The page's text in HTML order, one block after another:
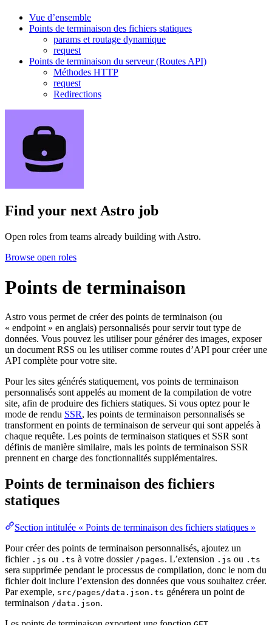
Vue d’ensemble
Points de terminaison des fichiers statiques
params et routage dynamique
request
Points de terminaison du serveur (Routes API)
Méthodes HTTP
request
Redirections
Find your nextAstro job
Open roles from teams already building with Astro.
Browse open roles
Points de terminaison
Astro vous permet de créer des points de terminaison (ou
« endpoint » en anglais) personnalisés pour servir tout type de
données. Vous pouvez les utiliser pour générer des images, exposer
un document RSS ou les utiliser comme routes d’API pour créer une
API complète pour votre site.
Pour les sites générés statiquement, vos points de terminaison
personnalisés sont appelés au moment de la compilation de votre
site, afin de produire des fichiers statiques. Si vous optez pour le
mode de rendu SSR, les points de terminaison personnalisés se
transforment en points de terminaison de serveur qui sont appelés à
chaque requête. Les points de terminaison statiques et SSR sont
définis de manière similaire, mais les points de terminaison SSR
prennent en charge des fonctionnalités supplémentaires.
Points de terminaison des fichiers
statiques
Section intitulée « Points de terminaison des fichiers statiques »
Pour créer des points de terminaison personnalisés, ajoutez un
fichier .js ou .ts à votre dossier /pages. L’extension .js ou .ts
sera supprimée pendant le processus de compilation, donc le nom du
fichier doit inclure l’extension des données que vous souhaitez créer.
Par exemple, src/pages/data.json.ts générera un point de
terminaison /data.json.